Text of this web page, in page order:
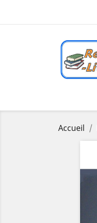
Accueil